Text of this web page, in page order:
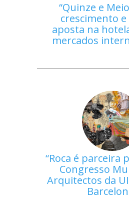
Quinze e
crescimento
aposta na
mercados
Roca é parceira
Congresso
Arquitectos da